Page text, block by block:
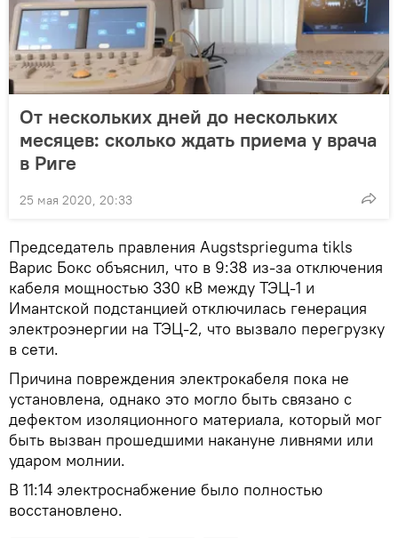
От нескольких дней до нескольких
месяцев: сколько ждать приема у врача
в Риге
25 мая 2020, 20:33
Председатель правления Augstspriegumа tikls
Варис Бокс объяснил, что в 9:38 из-за отключения
кабеля мощностью 330 кВ между ТЭЦ-1 и
Имантской подстанцией отключилась генерация
электроэнергии на ТЭЦ-2, что вызвало перегрузку
в сети.
Причина повреждения электрокабеля пока не
установлена, однако это могло быть связано с
дефектом изоляционного материала, который мог
быть вызван прошедшими накануне ливнями или
ударом молнии.
В 11:14 электроснабжение было полностью
восстановлено.